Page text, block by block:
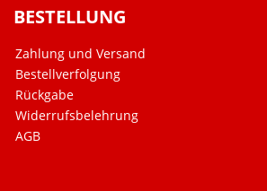
BESTELLUNG
Zahlung und Versand
Bestellverfolgung
Rückgabe
Widerrufsbelehrung
AGB